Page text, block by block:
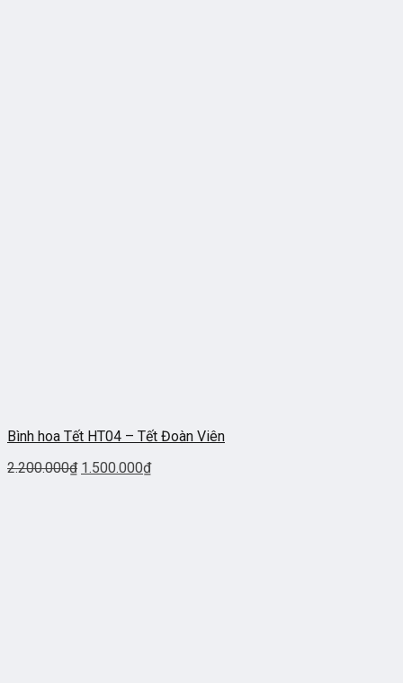
Bình hoa Tết HT04 – Tết Đoàn Viên
2.200.000₫ 1.500.000₫